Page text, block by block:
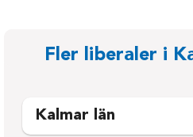
Fler liberaler i
Kalmar län